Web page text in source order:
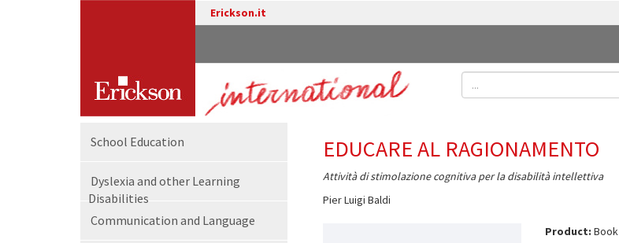
Erickson.it
School Education
Dyslexia and other Learning
Disabilities
Communication and Language
EDUCARE AL RAGIONAMENTO
Attività di stimolazione cognitiva per la disabilità intellettiva
Pier Luigi Baldi
Product: Book